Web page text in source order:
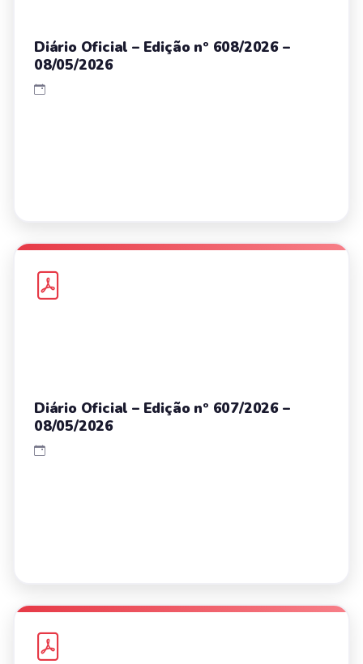
Diário Oficial – Edição nº 608/2026 –
08/05/2026
Diário Oficial – Edição nº 607/2026 –
08/05/2026